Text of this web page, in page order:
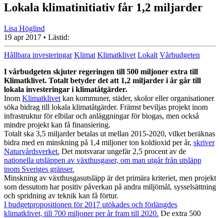
Lokala klimatinitiativ får 1,2 miljarder
Lisa Höglind
19 apr 2017 • Lästid:
Hållbara investeringar Klimat Klimatklivet Lokalt Vårbudgeten
I vårbudgeten skjuter regeringen till 500 miljoner extra till
Klimatklivet. Totalt betyder det att 1,2 miljarder i år går till
lokala investeringar i klimatåtgärder.
Inom Klimatklivet kan kommuner, städer, skolor eller organisationer
söka bidrag till lokala klimatåtgärder. Främst beviljas projekt inom
infrastruktur för elbilar och anläggningar för biogas, men också
mindre projekt kan få finansiering.
Totalt ska 3,5 miljarder betalas ut mellan 2015-2020, vilket beräknas
bidra med en minskning på 1,4 miljoner ton koldioxid per år, skriver
Naturvårdsverket. Det motsvarar ungefär 2,5 procent av de
nationella utsläppen av växthusgaser, om man utgår från utsläpp
inom Sveriges gränser.
Minskning av växthusgasutsläpp är det primära kriteriet, men projekt
som dessutom har positiv påverkan på andra miljömål, sysselsättning
och spridning av teknik kan få förtur.
I budgetpropositionen för 2017 utökades och förlängdes
klimatklivet, till 700 miljoner per år fram till 2020. De extra 500